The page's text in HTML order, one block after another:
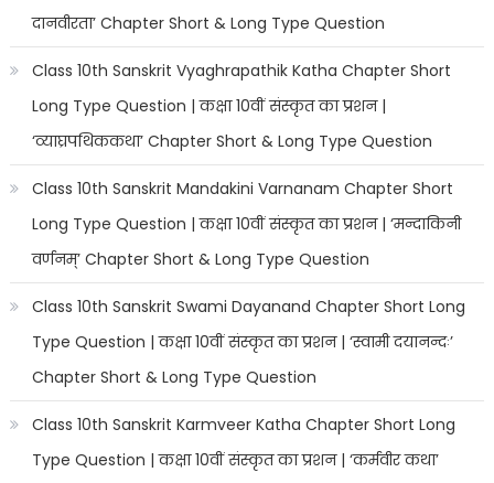
दानवीरता’ Chapter Short & Long Type Question
Class 10th Sanskrit Vyaghrapathik Katha Chapter Short
Long Type Question | कक्षा 10वीं संस्कृत का प्रशन |
‘व्याघ्रपथिककथा’ Chapter Short & Long Type Question
Class 10th Sanskrit Mandakini Varnanam Chapter Short
Long Type Question | कक्षा 10वीं संस्कृत का प्रशन | ‘मन्दाकिनी
वर्णनम्’ Chapter Short & Long Type Question
Class 10th Sanskrit Swami Dayanand Chapter Short Long
Type Question | कक्षा 10वीं संस्कृत का प्रशन | ‘स्वामी दयानन्दः’
Chapter Short & Long Type Question
Class 10th Sanskrit Karmveer Katha Chapter Short Long
Type Question | कक्षा 10वीं संस्कृत का प्रशन | ‘कर्मवीर कथा’